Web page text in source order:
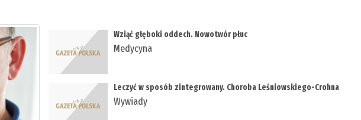
Wziąć głęboki oddech. Nowotwór płuc
Medycyna
Leczyć w sposób zintegrowany. Choroba Leśniowskiego-Crohna
Wywiady